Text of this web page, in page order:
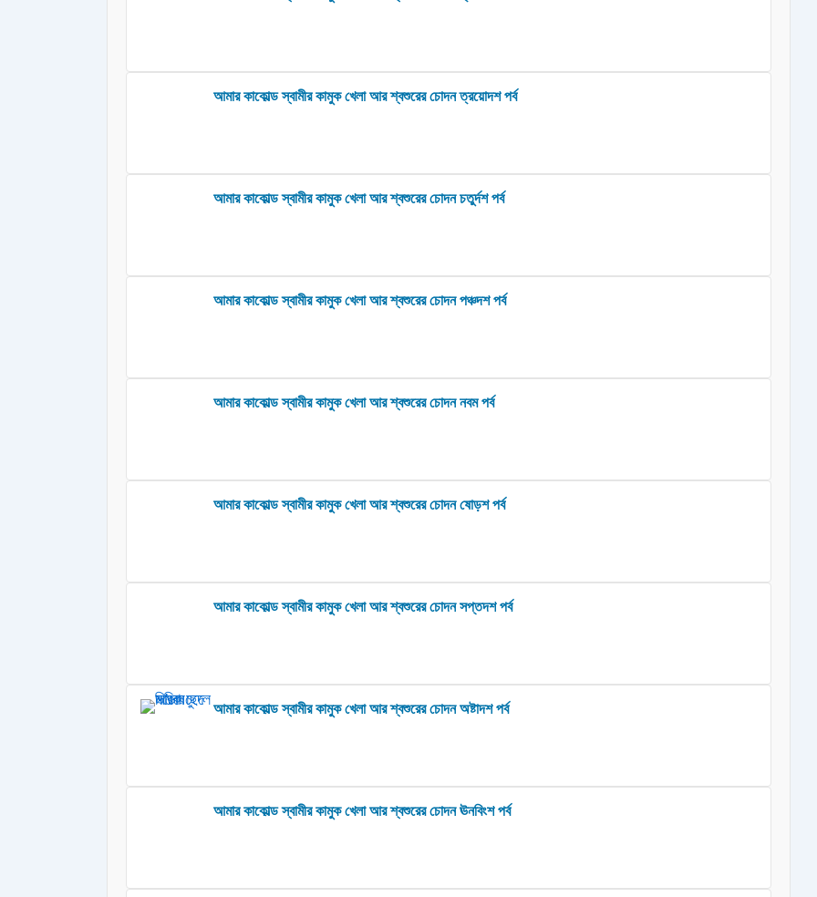
আমার কাকোল্ড স্বামীর কামুক খেলা আর শ্বশুরের চোদন ত্রয়োদশ পর্ব
আমার কাকোল্ড স্বামীর কামুক খেলা আর শ্বশুরের চোদন চতুর্দশ পর্ব
আমার কাকোল্ড স্বামীর কামুক খেলা আর শ্বশুরের চোদন পঞ্চদশ পর্ব
আমার কাকোল্ড স্বামীর কামুক খেলা আর শ্বশুরের চোদন নবম পর্ব
আমার কাকোল্ড স্বামীর কামুক খেলা আর শ্বশুরের চোদন ষোড়শ পর্ব
আমার কাকোল্ড স্বামীর কামুক খেলা আর শ্বশুরের চোদন সপ্তদশ পর্ব
আমার কাকোল্ড স্বামীর কামুক খেলা আর শ্বশুরের চোদন অষ্টাদশ পর্ব
আমার কাকোল্ড স্বামীর কামুক খেলা আর শ্বশুরের চোদন ঊনবিংশ পর্ব